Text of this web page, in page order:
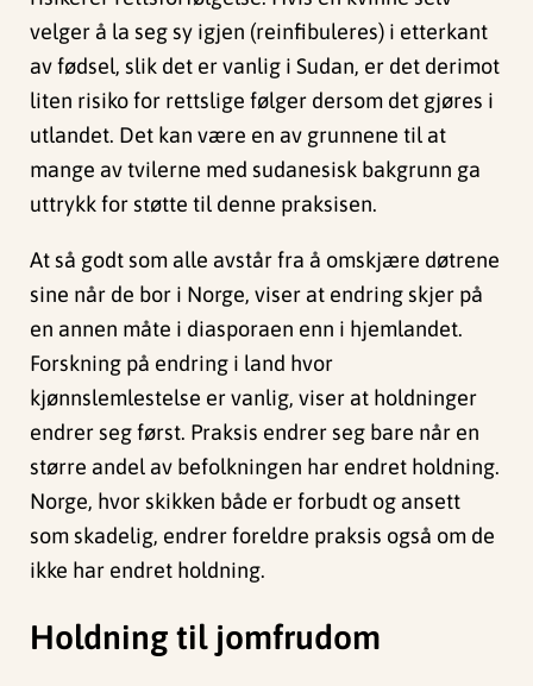
velger å la seg sy igjen (reinfibuleres) i etterkant
av fødsel, slik det er vanlig i Sudan, er det derimot
liten risiko for rettslige følger dersom det gjøres i
utlandet. Det kan være en av grunnene til at
mange av tvilerne med sudanesisk bakgrunn ga
uttrykk for støtte til denne praksisen.
At så godt som alle avstår fra å omskjære døtrene
sine når de bor i Norge, viser at endring skjer på
en annen måte i diasporaen enn i hjemlandet.
Forskning på endring i land hvor
kjønnslemlestelse er vanlig, viser at holdninger
endrer seg først. Praksis endrer seg bare når en
større andel av befolkningen har endret holdning.
Norge, hvor skikken både er forbudt og ansett
som skadelig, endrer foreldre praksis også om de
ikke har endret holdning.
Holdning til jomfrudom